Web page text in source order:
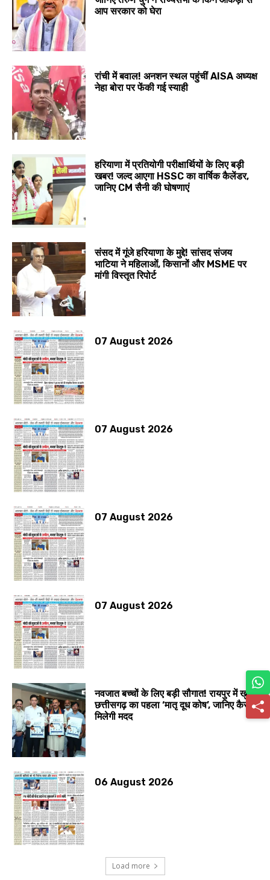
आप सरकार को घेरा
रांची में बवाल! अनशन स्थल पहुंचीं AISA अध्यक्ष
नेहा बोरा पर फेंकी गई स्याही
हरियाणा में प्रतियोगी परीक्षार्थियों के लिए बड़ी
खबर! जल्द आएगा HSSC का वार्षिक कैलेंडर,
जानिए CM सैनी की घोषणाएं
संसद में गूंजे हरियाणा के मुद्दे! सांसद संजय
भाटिया ने महिलाओं, किसानों और MSME पर
मांगी विस्तृत रिपोर्ट
07 August 2026
07 August 2026
07 August 2026
07 August 2026
नवजात बच्चों के लिए बड़ी सौगात! रायपुर में खुला
छत्तीसगढ़ का पहला ‘मातृ दूध कोष’, जानिए कैसे
मिलेगी मदद
06 August 2026
Load more